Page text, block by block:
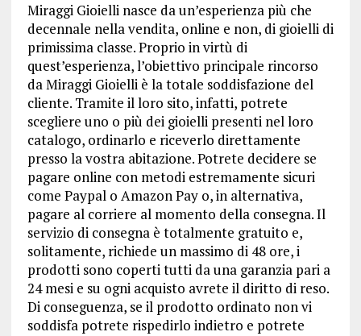
Miraggi Gioielli nasce da un’esperienza più che
decennale nella vendita, online e non, di gioielli di
primissima classe. Proprio in virtù di
quest’esperienza, l’obiettivo principale rincorso
da Miraggi Gioielli è la totale soddisfazione del
cliente. Tramite il loro sito, infatti, potrete
scegliere uno o più dei gioielli presenti nel loro
catalogo, ordinarlo e riceverlo direttamente
presso la vostra abitazione. Potrete decidere se
pagare online con metodi estremamente sicuri
come Paypal o Amazon Pay o, in alternativa,
pagare al corriere al momento della consegna. Il
servizio di consegna è totalmente gratuito e,
solitamente, richiede un massimo di 48 ore, i
prodotti sono coperti tutti da una garanzia pari a
24 mesi e su ogni acquisto avrete il diritto di reso.
Di conseguenza, se il prodotto ordinato non vi
soddisfa potrete rispedirlo indietro e potrete